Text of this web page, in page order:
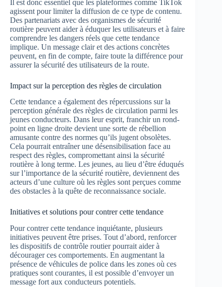
Il est donc essentiel que les plateformes comme TikTok
agissent pour limiter la diffusion de ce type de contenu.
Des partenariats avec des organismes de sécurité
routière peuvent aider à éduquer les utilisateurs et à faire
comprendre les dangers réels que cette tendance
implique. Un message clair et des actions concrètes
peuvent, en fin de compte, faire toute la différence pour
assurer la sécurité des utilisateurs de la route.
Impact sur la perception des règles de circulation
Cette tendance a également des répercussions sur la
perception générale des règles de circulation parmi les
jeunes conducteurs. Dans leur esprit, franchir un rond-
point en ligne droite devient une sorte de rébellion
amusante contre des normes qu’ils jugent obsolètes.
Cela pourrait entraîner une désensibilisation face au
respect des règles, compromettant ainsi la sécurité
routière à long terme. Les jeunes, au lieu d’être éduqués
sur l’importance de la sécurité routière, deviennent des
acteurs d’une culture où les règles sont perçues comme
des obstacles à la quête de reconnaissance sociale.
Initiatives et solutions pour contrer cette tendance
Pour contrer cette tendance inquiétante, plusieurs
initiatives peuvent être prises. Tout d’abord, renforcer
les dispositifs de contrôle routier pourrait aider à
décourager ces comportements. En augmentant la
présence de véhicules de police dans les zones où ces
pratiques sont courantes, il est possible d’envoyer un
message fort aux conducteurs potentiels.